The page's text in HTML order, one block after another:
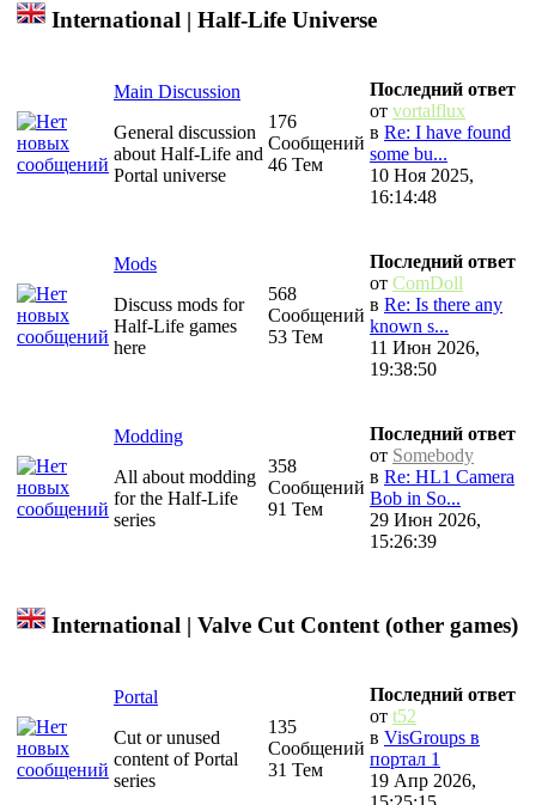
International | Half-Life Universe
Main Discussion
General discussion
about Half-Life and
Portal universe
176
Сообщений
46 Тем
Последний ответ
от vortalflux
в Re: I have found
some bu...
10 Ноя 2025,
16:14:48
Mods
Discuss mods for
Half-Life games
here
568
Сообщений
53 Тем
Последний ответ
от ComDoll
в Re: Is there any
known s...
11 Июн 2026,
19:38:50
Modding
All about modding
for the Half-Life
series
358
Сообщений
91 Тем
Последний ответ
от Somebody
в Re: HL1 Camera
Bob in So...
29 Июн 2026,
15:26:39
International | Valve Cut Content (other games)
Portal
Cut or unused
content of Portal
series
135
Сообщений
31 Тем
Последний ответ
от t52
в VisGroups в
портал 1
19 Апр 2026,